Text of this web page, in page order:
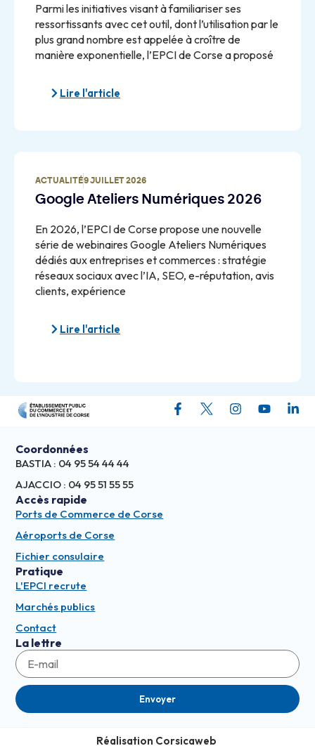
Parmi les initiatives visant à familiariser ses
ressortissants avec cet outil, dont l’utilisation par le
plus grand nombre est appelée à croître de
manière exponentielle, l’EPCI de Corse a proposé
Lire l'article
ACTUALITÉ9 JUILLET 2026
Google Ateliers Numériques 2026
En 2026, l’EPCI de Corse propose une nouvelle
série de webinaires Google Ateliers Numériques
dédiés aux entreprises et commerces : stratégie
réseaux sociaux avec l’IA, SEO, e-réputation, avis
clients, expérience
Lire l'article
Coordonnées
BASTIA : 04 95 54 44 44
AJACCIO : 04 95 51 55 55
Accès rapide
Ports de Commerce de Corse
Aéroports de Corse
Fichier consulaire
Pratique
L'EPCI recrute
Marchés publics
Contact
La lettre
Envoyer
Réalisation Corsicaweb